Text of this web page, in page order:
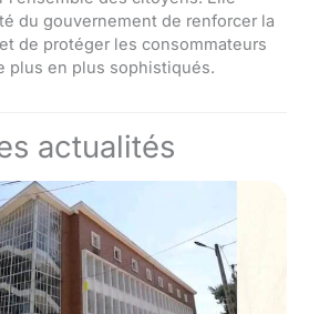
du gouvernement de renforcer la
de protéger les consommateurs
plus en plus sophistiqués.
actualités